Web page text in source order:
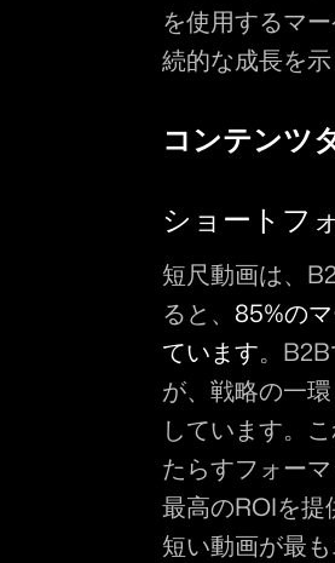
を使用するマ
続的な成長を示
コンテンツ
ショートフ
短尺動画は、
ると、 85%の
ています。
が、戦略の一
しています。
たらすフォー
最高のROIを
短い動画が最